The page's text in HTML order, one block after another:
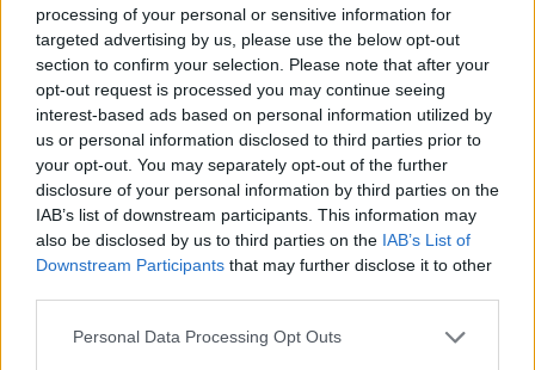
processing of your personal or sensitive information for
targeted advertising by us, please use the below opt-out
section to confirm your selection. Please note that after your
opt-out request is processed you may continue seeing
interest-based ads based on personal information utilized by
us or personal information disclosed to third parties prior to
your opt-out. You may separately opt-out of the further
disclosure of your personal information by third parties on the
IAB’s list of downstream participants. This information may
also be disclosed by us to third parties on the IAB’s List of
Downstream Participants that may further disclose it to other
Please note that this website/app uses one or more Google
Personal Data Processing Opt Outs
ΔΙΑΒΑΣΤΕ ΕΠΙΣΗΣ
Κόσμος|04.06.2026 19:36
Αεροσκάφος της Lufthansa
«κατέρρευσε» πριν την απογείωση
στη Φρανκφούρτη - Δείτε βίντεο
Κόσμος|08.06.2026 23:05
Τραγωδία στην Αμερική: Συνετρίβη
αεροσκάφος την ώρα που πήγαινε να